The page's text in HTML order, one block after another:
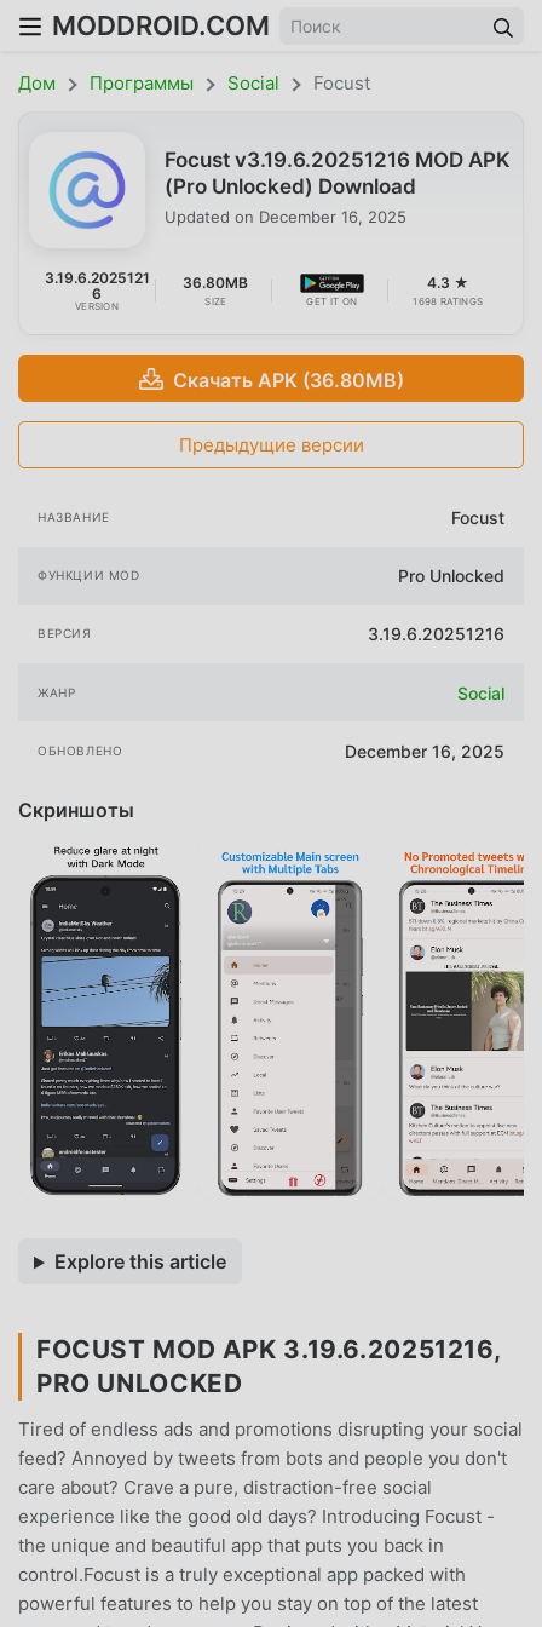
MODDROID.COM
Дом Программы Social Focust
Focust v3.19.6.20251216 MOD APK
(Pro Unlocked) Download
Updated on December 16, 2025
3.19.6.2025121
6
VERSION
36.80MB
SIZE GET IT ON
4.3 ★
1698 RATINGS
Скачать APK (36.80MB)
Предыдущие версии
НАЗВАНИЕ Focust
ФУНКЦИИ MOD Pro Unlocked
ВЕРСИЯ 3.19.6.20251216
ЖАНР Social
ОБНОВЛЕНО December 16, 2025
Скриншоты
Explore this article
FOCUST MOD APK 3.19.6.20251216,
PRO UNLOCKED
Tired of endless ads and promotions disrupting your social
feed? Annoyed by tweets from bots and people you don't
care about? Crave a pure, distraction-free social
experience like the good old days? Introducing Focust -
the unique and beautiful app that puts you back in
control.Focust is a truly exceptional app packed with
powerful features to help you stay on top of the latest